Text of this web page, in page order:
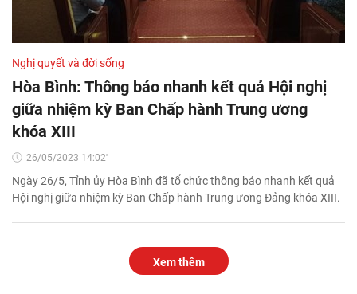
Nghị quyết và đời sống
Hòa Bình: Thông báo nhanh kết quả Hội nghị
giữa nhiệm kỳ Ban Chấp hành Trung ương
khóa XIII
26/05/2023 14:02'
Ngày 26/5, Tỉnh ủy Hòa Bình đã tổ chức thông báo nhanh kết quả
Hội nghị giữa nhiệm kỳ Ban Chấp hành Trung ương Đảng khóa XIII.
Xem thêm